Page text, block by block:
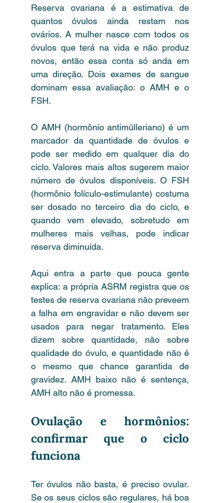
Reserva ovariana é a estimativa de
quantos óvulos ainda restam nos
ovários. A mulher nasce com todos os
óvulos que terá na vida e não produz
novos, então essa conta só anda em
uma direção. Dois exames de sangue
dominam essa avaliação: o AMH e o
FSH.
O AMH (hormônio antimülleriano) é um
marcador da quantidade de óvulos e
pode ser medido em qualquer dia do
ciclo. Valores mais altos sugerem maior
número de óvulos disponíveis. O FSH
(hormônio folículo-estimulante) costuma
ser dosado no terceiro dia do ciclo, e
quando vem elevado, sobretudo em
mulheres mais velhas, pode indicar
reserva diminuída.
Aqui entra a parte que pouca gente
explica: a própria ASRM registra que os
testes de reserva ovariana não preveem
a falha em engravidar e não devem ser
usados para negar tratamento. Eles
dizem sobre quantidade, não sobre
qualidade do óvulo, e quantidade não é
o mesmo que chance garantida de
gravidez. AMH baixo não é sentença,
AMH alto não é promessa.
Ovulação e hormônios:
confirmar que o ciclo
funciona
Ter óvulos não basta, é preciso ovular.
Se os seus ciclos são regulares, há boa